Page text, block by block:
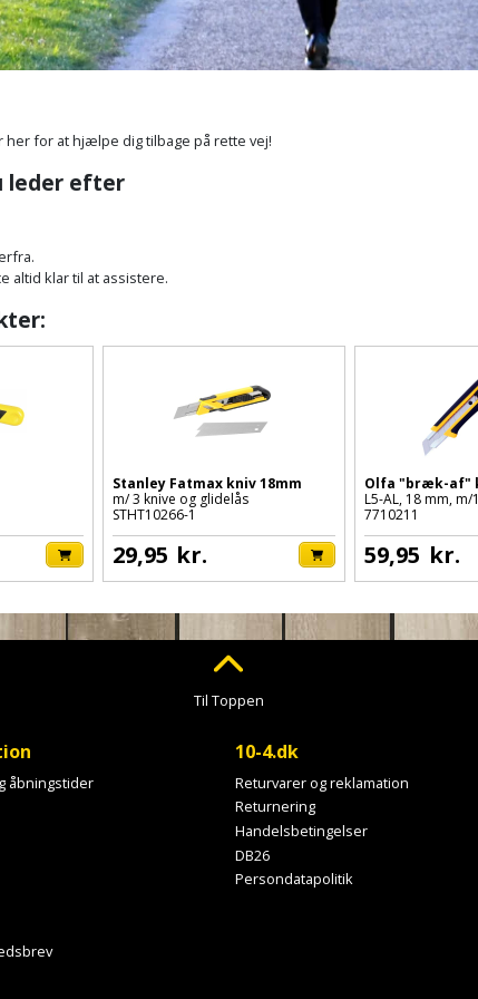
her for at hjælpe dig tilbage på rette vej!
leder efter
altid klar til at assistere.
Stanley Fatmax kniv 18mm
m/ 3 knive og glidelås
STHT10266-1
29,95 kr.
Olfa "bræk-af"
L5-AL, 18 mm,
7710211
59,95 kr.
Til Toppen
åbningstider
10-4.dk
Returvarer og reklamation
Returnering
Handelsbetingelser
DB26
Persondatapolitik